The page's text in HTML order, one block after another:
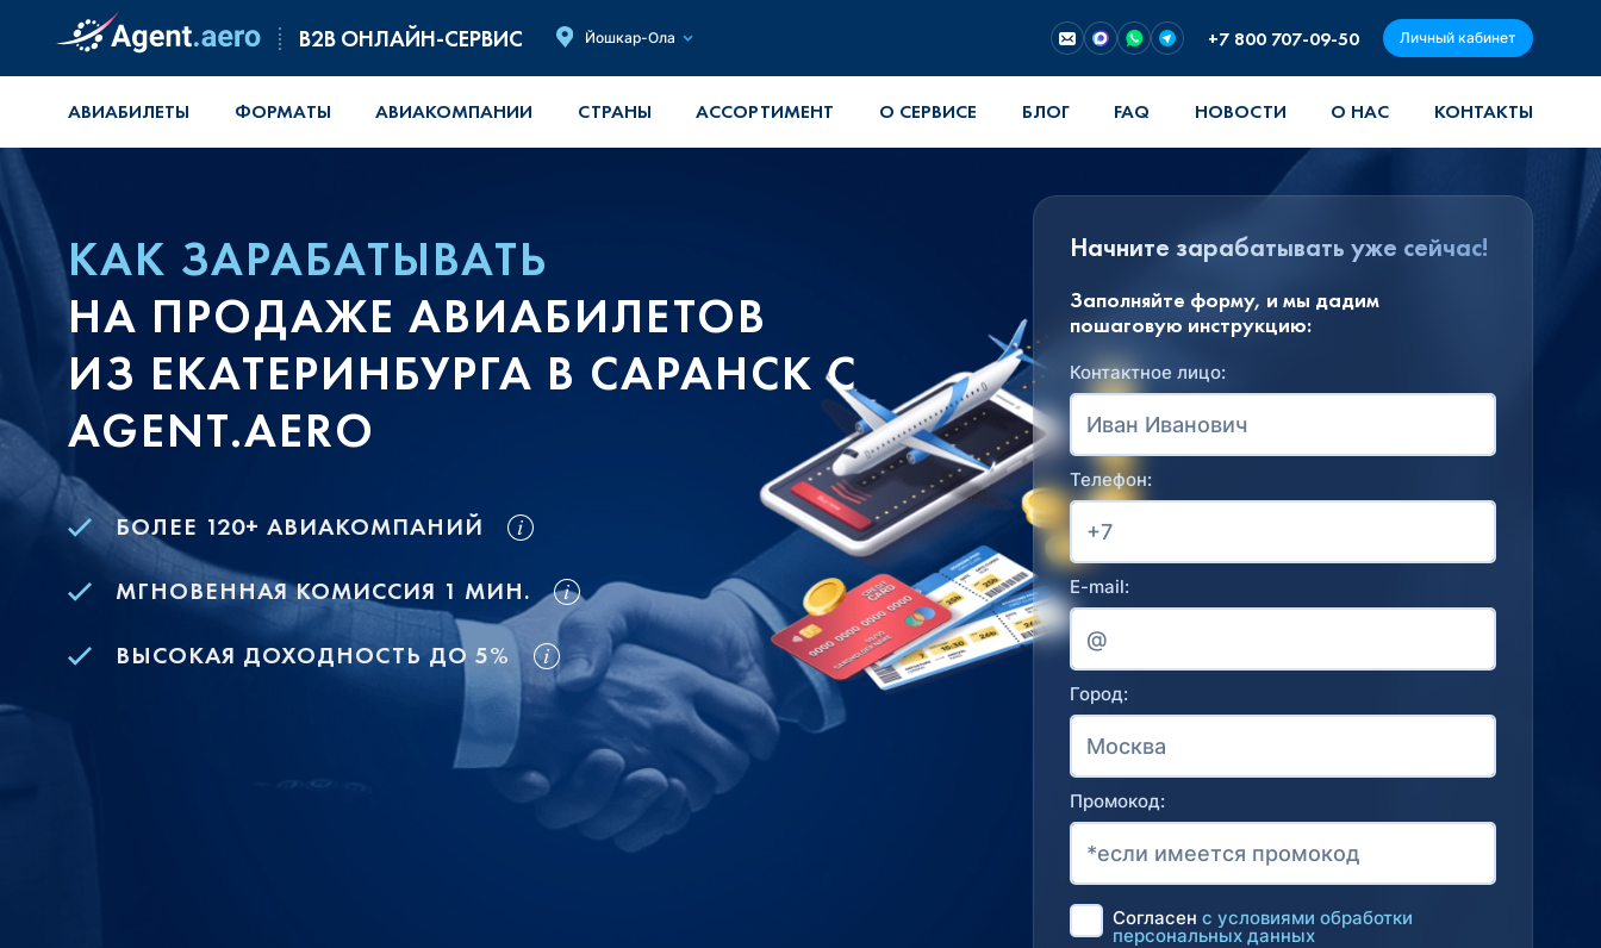
B2B ОНЛАЙН-СЕРВИС Йошкар-Ола +7 800 707-09-50 Личный кабинет
АВИАБИЛЕТЫ ФОРМАТЫ АВИАКОМПАНИИ СТРАНЫ АССОРТИМЕНТ О СЕРВИСЕ БЛОГ FAQ НОВОСТИ О НАС КОНТАКТЫ
КАК ЗАРАБАТЫВАТЬ
НА ПРОДАЖЕ АВИАБИЛЕТОВ
ИЗ ЕКАТЕРИНБУРГА В САРАНСК С
AGENT.AERO
БОЛЕЕ 120+ АВИАКОМПАНИЙ
МГНОВЕННАЯ КОМИССИЯ 1 МИН.
ВЫСОКАЯ ДОХОДНОСТЬ ДО 5%
Начните зарабатывать уже сейчас!
Заполняйте форму, и мы дадим
пошаговую инструкцию:
Контактное лицо:
Телефон:
E-mail:
Город:
Промокод:
Согласен с условиями обработки
персональных данных